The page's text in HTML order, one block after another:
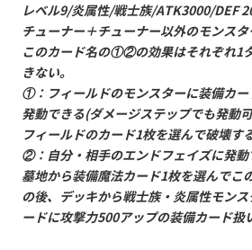
レベル9/炎属性/戦士族/ATK3000/DEF
チューナー＋チューナー以外のモンス
このカード名の①②の効果はそれぞれ1
きない。
①：フィールドのモンスターに装備カ
発動できる(ダメージステップでも発動可
フィールドのカード1枚を選んで破壊する
②：自分・相手のエンドフェイズに発動
墓地から装備魔法カード1枚を選んでこ
の後、デッキから戦士族・炎属性モン
ードに攻撃力500アップの装備カード扱